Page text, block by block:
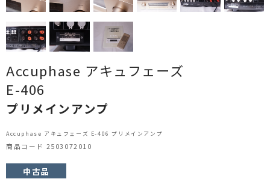
スピーカー
オーディオアクセサリー
オーディオその他
AVアンプ
ＴＶ・レコーダー・プレーヤー
プロジェクター・スクリーン
Accuphase アキュフェーズ
E-406
プリメインアンプ
Accuphase アキュフェーズ E-406 プリメインアンプ
商品コード 2503072010
中古品